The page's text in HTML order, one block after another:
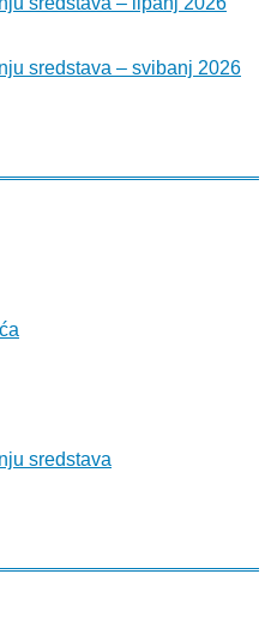
sredstava – svibanj 2026
sredstava